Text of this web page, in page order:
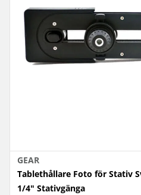
GEAR
Tablethållare Foto för Stativ
1/4" Stativgänga